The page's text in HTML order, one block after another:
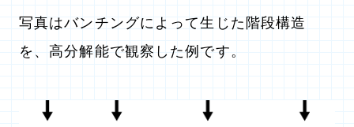
写真はバンチングによって生じた階段構造
を、高分解能で観察した例です。